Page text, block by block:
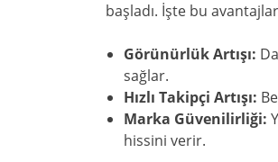
başladı. İşte bu
Görünürlük Artışı:
sağlar.
Hızlı Takipçi Artışı:
Marka Güvenilirliği:
hissini verir.